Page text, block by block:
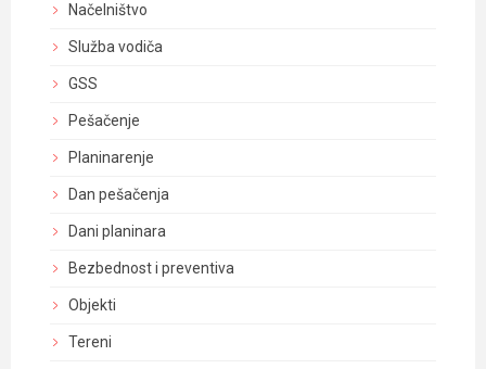
Načelništvo
Služba vodiča
GSS
Pešačenje
Planinarenje
Dan pešačenja
Dani planinara
Bezbednost i preventiva
Objekti
Tereni